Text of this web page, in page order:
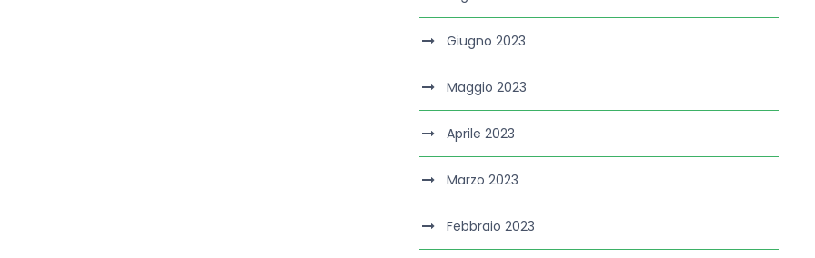
Giugno 2023
Maggio 2023
Aprile 2023
Marzo 2023
Febbraio 2023